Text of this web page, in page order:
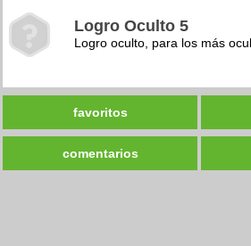
Logro Oculto 5
Logro oculto, para los más
favoritos
comentarios